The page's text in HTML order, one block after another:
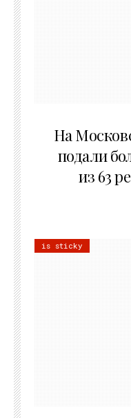
На
подали
из 63
is sticky